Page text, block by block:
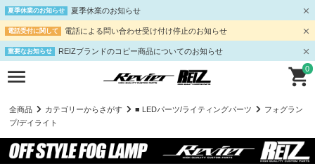
夏季休業のお知らせ 夏季休業のお知らせ
電話受付に関して 電話による問い合わせ受け付け停止のお知らせ
重要なお知らせ REIZブランドのコピー商品についてのお知らせ
0
全商品 カテゴリーからさがす ■ LEDパーツ/ライティングパーツ
フォグラン
プ/デイライト